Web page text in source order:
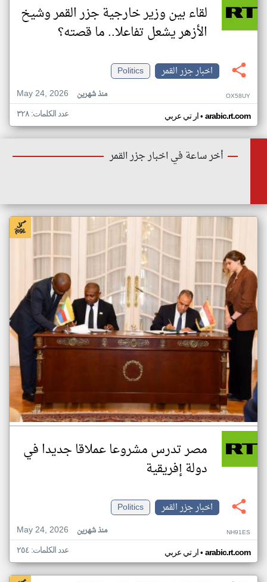
لقاء بين وزير خارجية جزر القمر وشيخ
الأزهر يشعل تفاعلا.. ما قصته؟
اخبار جزر القمر
Politics
May 24, 2026
منذ شهرين OX58UY
ار تي عربي• arabic.rt.com عدد الكلمات: ٣٢٨
أخر ساعة في اخبار جزر القمر
مصر تدرس مشروعا عملاقا جديدا في
دولة إفريقية
اخبار جزر القمر
Politics
May 24, 2026
منذ شهرين NH91ES
ار تي عربي• arabic.rt.com عدد الكلمات: ٢٥٤